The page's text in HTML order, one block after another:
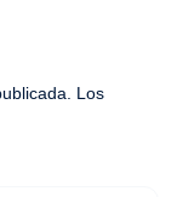
Los